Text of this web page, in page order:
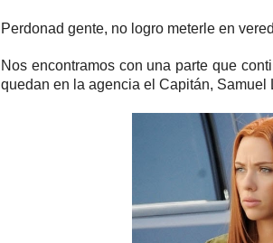
Perdonad gente, no logro meterle en
Nos encontramos con una parte que
quedan en la agencia el Capitán, Samuel